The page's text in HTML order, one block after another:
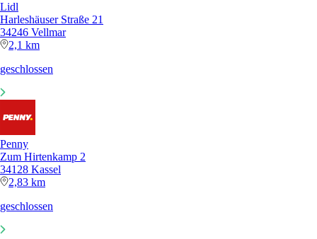
Lidl
Harleshäuser Straße 21
34246 Vellmar
2,1 km
geschlossen
Penny
Zum Hirtenkamp 2
34128 Kassel
2,83 km
geschlossen